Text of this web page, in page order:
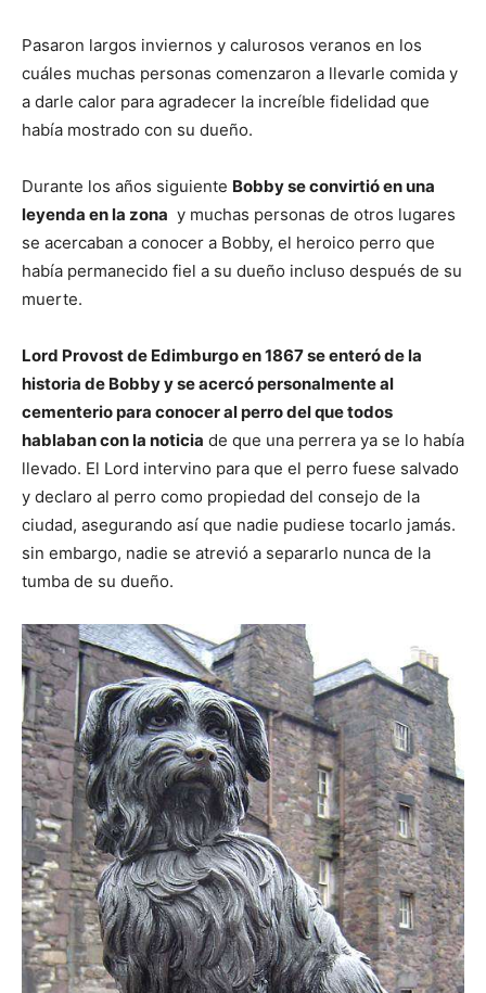
Pasaron largos inviernos y calurosos veranos en los
cuáles muchas personas comenzaron a llevarle comida y
a darle calor para agradecer la increíble fidelidad que
había mostrado con su dueño.
Durante los años siguiente Bobby se convirtió en una
leyenda en la zona y muchas personas de otros lugares
se acercaban a conocer a Bobby, el heroico perro que
había permanecido fiel a su dueño incluso después de su
muerte.
Lord Provost de Edimburgo en 1867 se enteró de la
historia de Bobby y se acercó personalmente al
cementerio para conocer al perro del que todos
hablaban con la noticia de que una perrera ya se lo había
llevado. El Lord intervino para que el perro fuese salvado
y declaro al perro como propiedad del consejo de la
ciudad, asegurando así que nadie pudiese tocarlo jamás.
sin embargo, nadie se atrevió a separarlo nunca de la
tumba de su dueño.